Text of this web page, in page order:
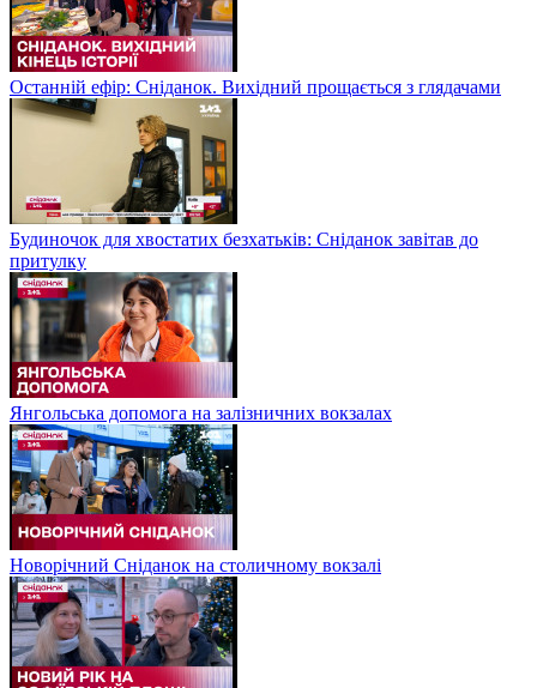
Останній ефір: Сніданок. Вихідний прощається з глядачами
Будиночок для хвостатих безхатьків: Сніданок завітав до
притулку
Янгольська допомога на залізничних вокзалах
Новорічний Сніданок на столичному вокзалі